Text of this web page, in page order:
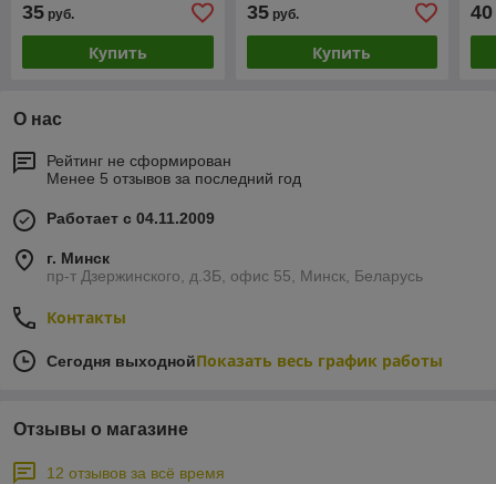
35 руб.
Купить
35руб.
Купить
40
О нас
Рейтинг не сформирован
Менее 5 отзывов за последний год
Работает с 04.11.2009
г. Минск
пр-т Дзержинского, д.3Б, офис 55, Минск, Беларусь
Контакты
Сегодня выходнойПоказать весь график работы
Отзывы о магазине
12 отзывов за всё время